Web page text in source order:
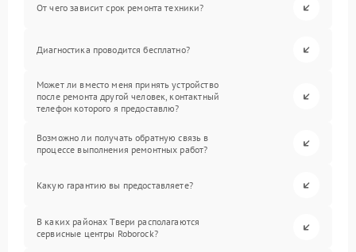
От чего зависит срок ремонта техники?
Диагностика проводится бесплатно?
Может ли вместо меня принять устройство
после ремонта другой человек, контактный
телефон которого я предоставлю?
Возможно ли получать обратную связь в
процессе выполнения ремонтных работ?
Какую гарантию вы предоставляете?
В каких районах Твери располагаются
сервисные центры Roborock?